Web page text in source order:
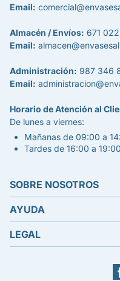
Email:
Almacén / Envíos: 671 022
Email:
Administración: 987 346
Email:
Horario de Atención al
De lunes a viernes:
Mañanas de 09:00 a
Tardes de 16:00 a 19:00
SOBRE NOSOTROS
AYUDA
LEGAL